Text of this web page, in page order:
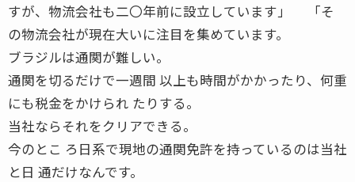
すが、物流会社も二〇年前に設立しています」 「そ
の物流会社が現在大いに注目を集めています。
ブラジルは通関が難しい。
通関を切るだけで一週間 以上も時間がかかったり、何重
にも税金をかけられ たりする。
当社ならそれをクリアできる。
今のとこ ろ日系で現地の通関免許を持っているのは当社
と日 通だけなんです。